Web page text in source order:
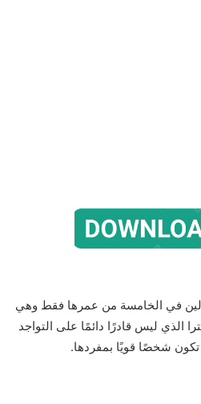
لين في الخامسة من عمرها فقط وهي
الذي ليس قادرًا دائمًا على التواجد
تكون شخصًا قويًا بمفردها.